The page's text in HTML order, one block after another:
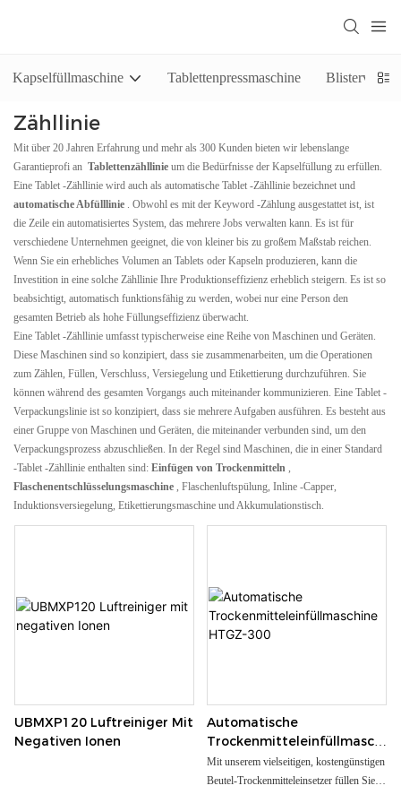
Kapselfüllmaschine Tablettenpressmaschine
Zähllinie
Mit über 20 Jahren Erfahrung und mehr als 300 Kunden bieten wir lebenslange
Garantieprofi an Tablettenzähllinie um die Bedürfnisse der Kapselfüllung zu erfüllen.
Eine Tablet -Zähllinie wird auch als automatische Tablet -Zähllinie bezeichnet und
automatische Abfülllinie . Obwohl es mit der Keyword -Zählung ausgestattet ist, ist
die Zeile ein automatisiertes System, das mehrere Jobs verwalten kann. Es ist für
verschiedene Unternehmen geeignet, die von kleiner bis zu großem Maßstab reichen.
Wenn Sie ein erhebliches Volumen an Tablets oder Kapseln produzieren, kann die
Investition in eine solche Zähllinie Ihre Produktionseffizienz erheblich steigern. Es ist so
beabsichtigt, automatisch funktionsfähig zu werden, wobei nur eine Person den
gesamten Betrieb als hohe Füllungseffizienz überwacht.
Eine Tablet -Zähllinie umfasst typischerweise eine Reihe von Maschinen und Geräten.
Diese Maschinen sind so konzipiert, dass sie zusammenarbeiten, um die Operationen
zum Zählen, Füllen, Verschluss, Versiegelung und Etikettierung durchzuführen. Sie
können während des gesamten Vorgangs auch miteinander kommunizieren. Eine Tablet -
Verpackungslinie ist so konzipiert, dass sie mehrere Aufgaben ausführen. Es besteht aus
einer Gruppe von Maschinen und Geräten, die miteinander verbunden sind, um den
Verpackungsprozess abzuschließen. In der Regel sind Maschinen, die in einer Standard
-Tablet -Zähllinie enthalten sind: Einfügen von Trockenmitteln ,
Flaschenentschlüsselungsmaschine , Flaschenluftspülung, Inline -Capper,
Induktionsversiegelung, Etikettierungsmaschine und Akkumulationstisch.
UBMXP120 Luftreiniger Mit
Negativen Ionen
Automatische
Trockenmitteleinfüllmaschi
Ne HTGZ-300
Mit unserem vielseitigen, kostengünstigen
Beutel-Trockenmitteleinsetzer füllen Sie